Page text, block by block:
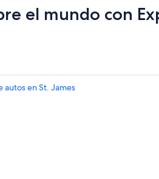
el mundo con
autos en St. James